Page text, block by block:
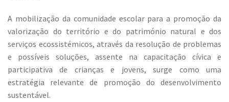
A mobilização da comunidade escolar para a promoção da
valorização do território e do património natural e dos
serviços ecossistémicos, através da resolução de problemas
e possíveis soluções, assente na capacitação cívica e
participativa de crianças e jovens, surge como uma
estratégia relevante de promoção do desenvolvimento
sustentável.